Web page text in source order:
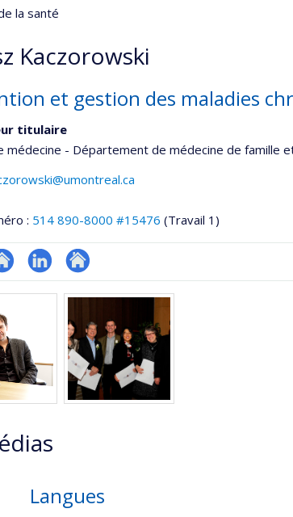
la santé
Kaczorowski
et gestion des maladies
titulaire
médecine - Département de médecine de famille
: 514 890-8000 #15476 (Travail 1)
LinkedInAutre
web
Langues